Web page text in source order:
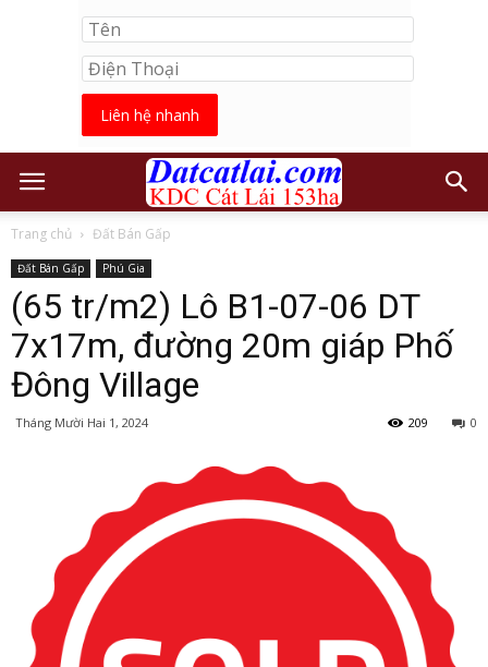
Liên hệ nhanh
Trang chủ Đất Bán Gấp
Đất Bán Gấp Phú Gia
(65 tr/m2) Lô B1-07-06 DT
7x17m, đường 20m giáp Phố
Đông Village
Tháng Mười Hai 1, 2024 0
209